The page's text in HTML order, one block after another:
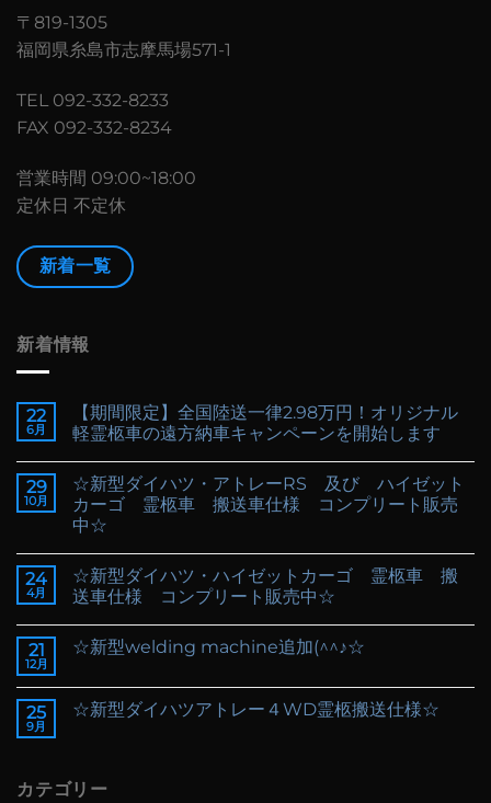
〒819-1305
福岡県糸島市志摩馬場571-1
TEL 092-332-8233
FAX 092-332-8234
営業時間 09:00~18:00
定休日 不定休
新着一覧
新着情報
22
6月
【期間限定】全国陸送一律2.98万円！オリジナル
軽霊柩車の遠方納車キャンペーンを開始します
29
10月
☆新型ダイハツ・アトレーRS 及び ハイゼット
カーゴ 霊柩車 搬送車仕様 コンプリート販売
中☆
24
4月
☆新型ダイハツ・ハイゼットカーゴ 霊柩車 搬
送車仕様 コンプリート販売中☆
21
12月
☆新型welding machine追加(^^♪☆
25
9月
☆新型ダイハツアトレー４WD霊柩搬送仕様☆
カテゴリー